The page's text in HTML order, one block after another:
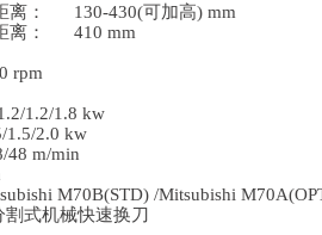
离：
130-430(可加高) mm
离：
410 mm
rpm
1.2/1.8 kw
1.5/2.0 kw
48 m/min
M70B(STD) /Mitsubishi
式机械快速换刀